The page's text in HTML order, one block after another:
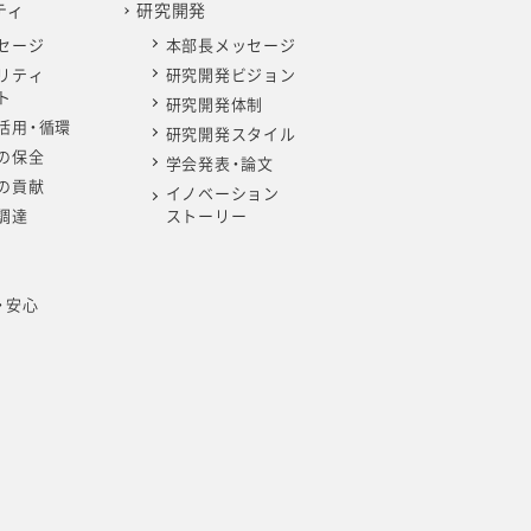
ィ
ージ
ティ
用・循環
保全
貢献
達
安心
研究開発
本部長メッセージ
研究開発ビジョン
研究開発体制
研究開発スタイル
学会発表・論文
イノベーション
ストーリー